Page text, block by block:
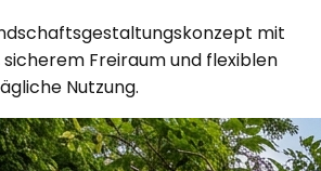
mit
Freiraum und flexiblen
Nutzung.